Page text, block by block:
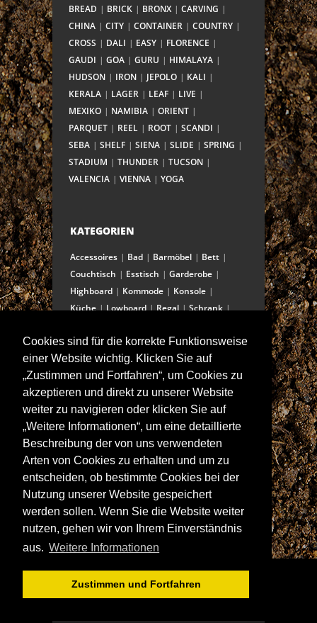
Cookies sind für die korrekte Funktionsweise
einer Website wichtig. Klicken Sie auf
„Zustimmen und Fortfahren“, um Cookies zu
akzeptieren und direkt zu unserer Website
weiter zu navigieren oder klicken Sie auf
„Weitere Informationen“, um eine detaillierte
Beschreibung der von uns verwendeten
Arten von Cookies zu erhalten und um zu
entscheiden, ob bestimmte Cookies bei der
Nutzung unserer Website gespeichert
werden sollen. Wenn Sie die Website weiter
nutzen, gehen wir von Ihrem Einverständnis
aus. Weitere Informationen
Zustimmen und Fortfahren
BREAD
BRICK BRONX
CARVING
CHINA
CITY CONTAINER
COUNTRY
CROSS
DALI EASY
FLORENCE
GAUDI
GOA GURU
HIMALAYA
HUDSON
IRON JEPOLO
KALI
KERALA
LAGER LEAF
LIVE
MEXIKO
NAMIBIA
ORIENT
PARQUET
REEL ROOT
SCANDI
SEBA
SHELF SIENA SLIDE
SPRING
STADIUM
THUNDER
TUCSON
VALENCIA
VIENNA YOGA
KATEGORIEN
Accessoires Bad Barmöbel
Bett
Couchtisch
Esstisch
Garderobe
Highboard
Kommode
Konsole
Küche
Lowboard Regal
Schrank
Stuhl/Bank
Truhe
Vitrine
Wohnwand
ANSCHRIFT
Spitalstraße 15
D-97421 Schweinfurt
Tel +49-9721 60555-60
Fax +49-9721 60555-99
E-Mail: info@wolf-moebel.de